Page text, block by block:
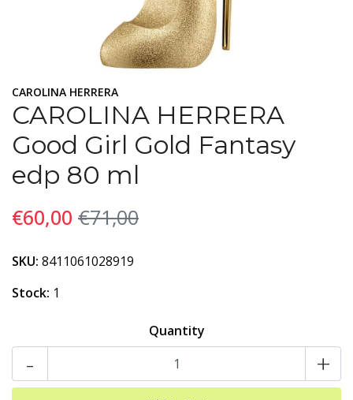
CAROLINA HERRERA
CAROLINA HERRERA
Good Girl Gold Fantasy
edp 80 ml
€60,00 €71,00
SKU: 8411061028919
Stock: 1
Quantity
- +